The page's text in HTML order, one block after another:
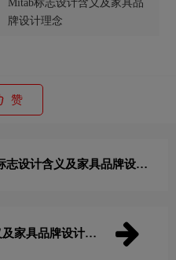
Mitab标志设计含义及家具品
牌设计理念
赞
志设计含义及家具品牌设计
家具品牌设计理